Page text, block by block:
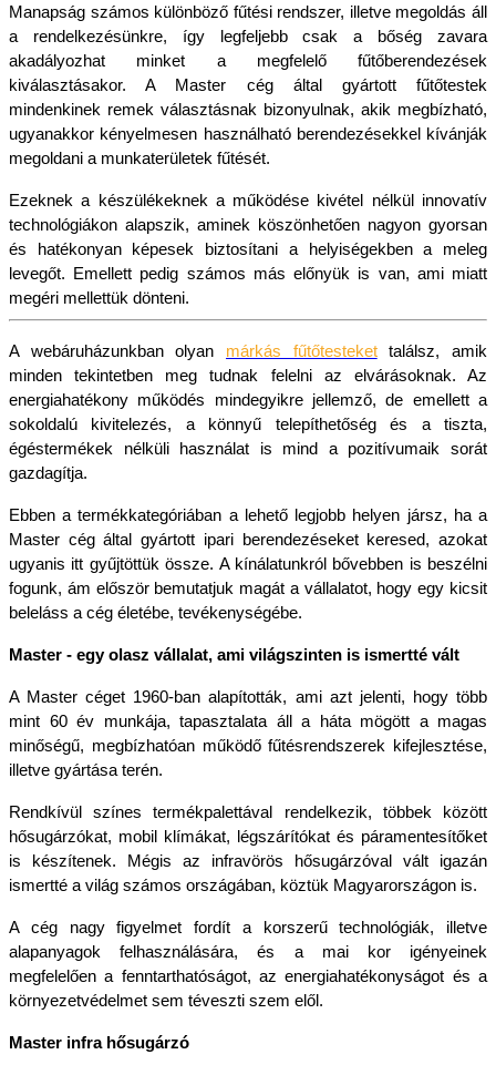
Manapság számos különböző fűtési rendszer, illetve megoldás áll
a rendelkezésünkre, így legfeljebb csak a bőség zavara
akadályozhat minket a megfelelő fűtőberendezések
kiválasztásakor. A Master cég által gyártott fűtőtestek
mindenkinek remek választásnak bizonyulnak, akik megbízható,
ugyanakkor kényelmesen használható berendezésekkel kívánják
megoldani a munkaterületek fűtését.
Ezeknek a készülékeknek a működése kivétel nélkül innovatív
technológiákon alapszik, aminek köszönhetően nagyon gyorsan
és hatékonyan képesek biztosítani a helyiségekben a meleg
levegőt. Emellett pedig számos más előnyük is van, ami miatt
megéri mellettük dönteni.
A webáruházunkban olyan márkás fűtőtesteket találsz, amik
minden tekintetben meg tudnak felelni az elvárásoknak. Az
energiahatékony működés mindegyikre jellemző, de emellett a
sokoldalú kivitelezés, a könnyű telepíthetőség és a tiszta,
égéstermékek nélküli használat is mind a pozitívumaik sorát
gazdagítja.
Ebben a termékkategóriában a lehető legjobb helyen jársz, ha a
Master cég által gyártott ipari berendezéseket keresed, azokat
ugyanis itt gyűjtöttük össze. A kínálatunkról bővebben is beszélni
fogunk, ám először bemutatjuk magát a vállalatot, hogy egy kicsit
beleláss a cég életébe, tevékenységébe.
Master - egy olasz vállalat, ami világszinten is ismertté vált
A Master céget 1960-ban alapították, ami azt jelenti, hogy több
mint 60 év munkája, tapasztalata áll a háta mögött a magas
minőségű, megbízhatóan működő fűtésrendszerek kifejlesztése,
illetve gyártása terén.
Rendkívül színes termékpalettával rendelkezik, többek között
hősugárzókat, mobil klímákat, légszárítókat és páramentesítőket
is készítenek. Mégis az infravörös hősugárzóval vált igazán
ismertté a világ számos országában, köztük Magyarországon is.
A cég nagy figyelmet fordít a korszerű technológiák, illetve
alapanyagok felhasználására, és a mai kor igényeinek
megfelelően a fenntarthatóságot, az energiahatékonyságot és a
környezetvédelmet sem téveszti szem elől.
Master infra hősugárzó